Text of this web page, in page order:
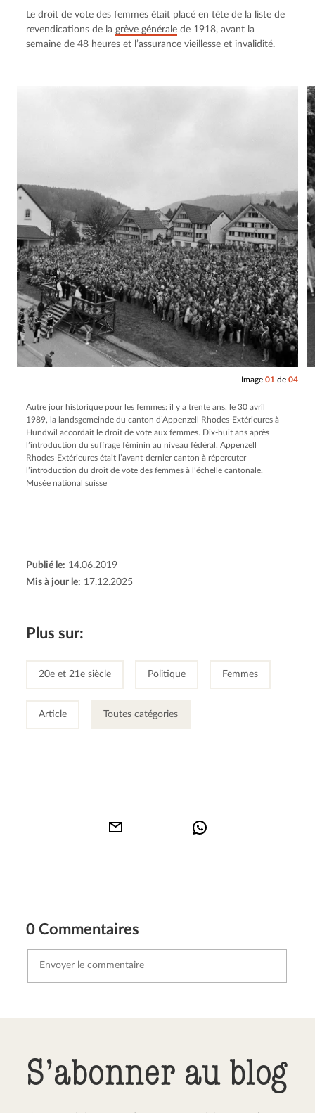
Le droit de vote des femmes était placé en tête de la liste de
revendications de lagrève générale de 1918, avant la
semaine de 48 heures et l’assurance vieillesse et invalidité.
Image 01 de 04
Autre jour historique pour les femmes: il y a trente ans, le 30 avril
1989, la landsgemeinde du canton d’Appenzell Rhodes-Extérieures à
Hundwil accordait le droit de vote aux femmes. Dix-huit ans après
l’introduction du suffrage féminin au niveau fédéral, Appenzell
Rhodes-Extérieures était l’avant-dernier canton à répercuter
l’introduction du droit de vote des femmes à l’échelle cantonale.
Musée national suisse
Publié le: 14.06.2019
Mis à jour le: 17.12.2025
Plus sur:
20e et 21e siècle Politique Femmes
Article Toutes catégories
0 Commentaires
S’abonner au blog